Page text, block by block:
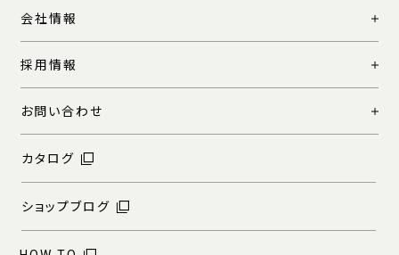
会社情報
採用情報
お問い合わせ
カタログ
ショップブログ